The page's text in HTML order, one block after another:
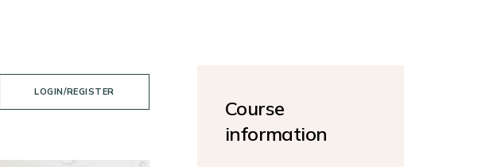
LOGIN/REGISTER
Course
information